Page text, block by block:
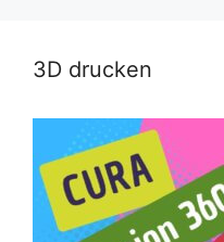
3D drucken